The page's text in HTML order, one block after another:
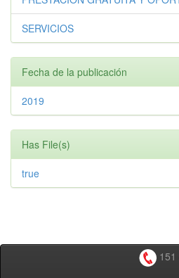
SERVICIOS
Fecha de la publicación
2019
Has File(s)
true